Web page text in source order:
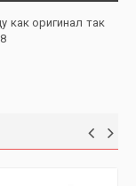
как оригинал так